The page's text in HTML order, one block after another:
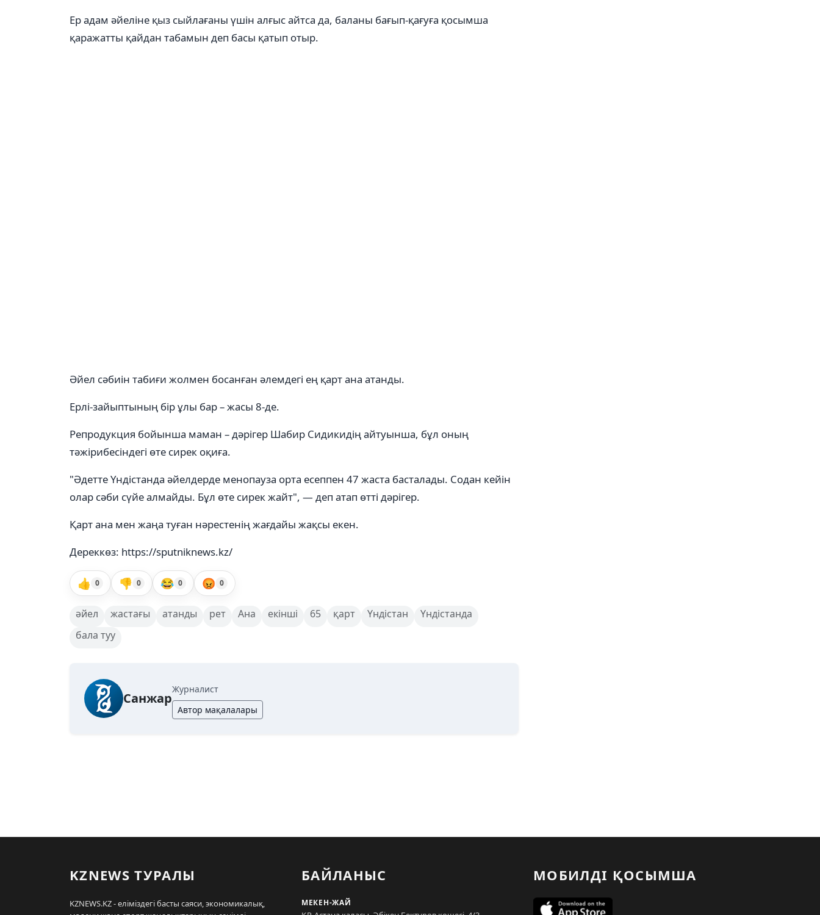
Ер адам әйеліне қыз сыйлағаны үшін алғыс айтса да, баланы бағып-қағуға қосымша
қаражатты қайдан табамын деп басы қатып отыр.
Әйел сәбиін табиғи жолмен босанған әлемдегі ең қарт ана атанды.
Ерлі-зайыптының бір ұлы бар – жасы 8-де.
Репродукция бойынша маман – дәрігер Шабир Сидикидің айтуынша, бұл оның
тәжірибесіндегі өте сирек оқиға.
"Әдетте Үндістанда әйелдерде менопауза орта есеппен 47 жаста басталады. Содан кейін
олар сәби сүйе алмайды. Бұл өте сирек жайт", — деп атап өтті дәрігер.
Қарт ана мен жаңа туған нәрестенің жағдайы жақсы екен.
Дереккөз: https://sputniknews.kz/
👍 0 👎 0 😂 0 😡 0
әйел жастағы атанды рет Ана екінші 65 қарт Үндістан
Үндістанда
бала туу
Санжар
Журналист
Автор мақалалары
KZNEWS ТУРАЛЫ
KZNEWS.KZ - еліміздегі басты саяси, экономикалық,
БАЙЛАНЫС
МЕКЕН-ЖАЙ
МОБИЛДІ ҚОСЫМША